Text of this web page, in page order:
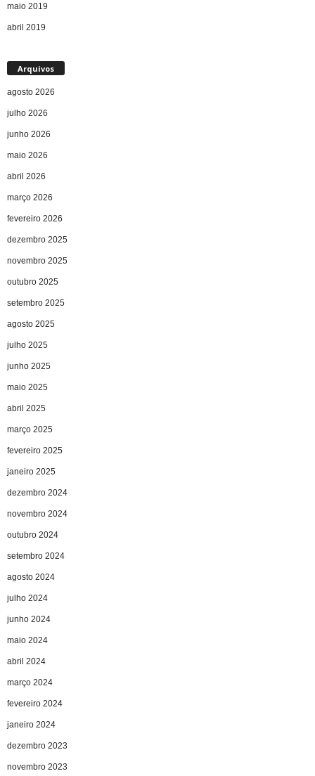
maio 2019
abril 2019
Arquivos
agosto 2026
julho 2026
junho 2026
maio 2026
abril 2026
março 2026
fevereiro 2026
dezembro 2025
novembro 2025
outubro 2025
setembro 2025
agosto 2025
julho 2025
junho 2025
maio 2025
abril 2025
março 2025
fevereiro 2025
janeiro 2025
dezembro 2024
novembro 2024
outubro 2024
setembro 2024
agosto 2024
julho 2024
junho 2024
maio 2024
abril 2024
março 2024
fevereiro 2024
janeiro 2024
dezembro 2023
novembro 2023